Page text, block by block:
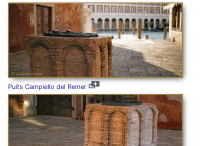
Puits Campiello del Remer